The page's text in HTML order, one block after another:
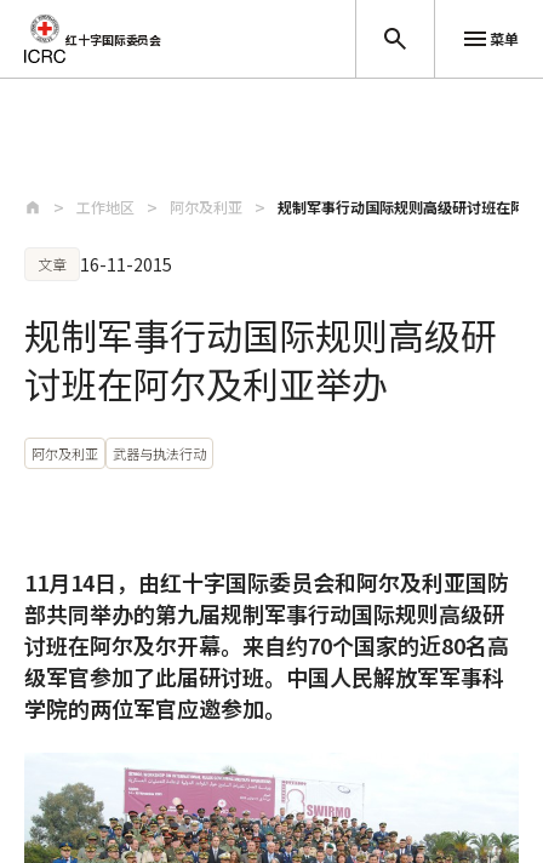
红十字国际委员会 菜单
工作地区 阿尔及利亚 规制军事行动国际规则高级研讨班在阿
文章 16-11-2015
规制军事行动国际规则高级研
讨班在阿尔及利亚举办
阿尔及利亚 武器与执法行动
11月14日，由红十字国际委员会和阿尔及利亚国防
部共同举办的第九届规制军事行动国际规则高级研
讨班在阿尔及尔开幕。来自约70个国家的近80名高
级军官参加了此届研讨班。中国人民解放军军事科
学院的两位军官应邀参加。